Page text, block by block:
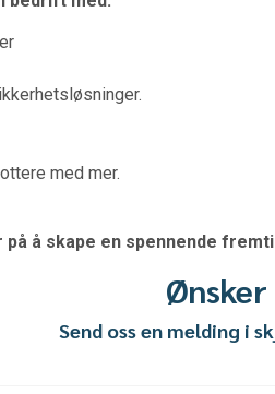
med mer.
å skape en spennende
Ønsker
Send oss en melding i